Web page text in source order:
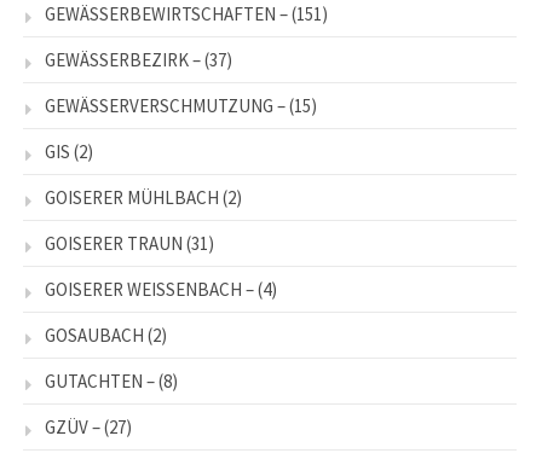
GEWÄSSERBEWIRTSCHAFTEN –(151)
GEWÄSSERBEZIRK –(37)
GEWÄSSERVERSCHMUTZUNG –(15)
GIS (2)
GOISERER MÜHLBACH (2)
GOISERER TRAUN (31)
GOISERER WEISSENBACH –(4)
GOSAUBACH (2)
GUTACHTEN –(8)
GZÜV –(27)